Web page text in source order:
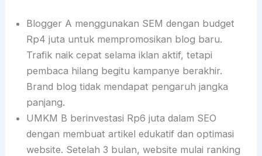
Blogger A menggunakan SEM dengan budget
Rp4 juta untuk mempromosikan blog baru.
Trafik naik cepat selama iklan aktif, tetapi
pembaca hilang begitu kampanye berakhir.
Brand blog tidak mendapat pengaruh jangka
panjang.
UMKM B berinvestasi Rp6 juta dalam SEO
dengan membuat artikel edukatif dan optimasi
website. Setelah 3 bulan, website mulai ranking